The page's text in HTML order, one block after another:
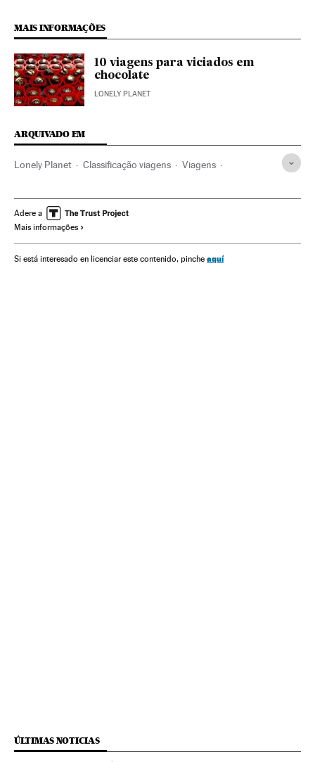
MAIS INFORMAÇÕES
10 viagens para viciados em
chocolate
LONELY PLANET
ARQUIVADO EM
Lonely Planet Classificação viagens Viagens
Ofertas turísticas Hotelaria
Adere a
Mais informações
Si está interesado en licenciar este contenido, pinche aquí
ÚLTIMAS NOTICIAS